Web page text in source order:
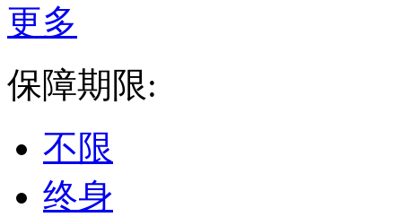
更多
保障期限:
不限
终身